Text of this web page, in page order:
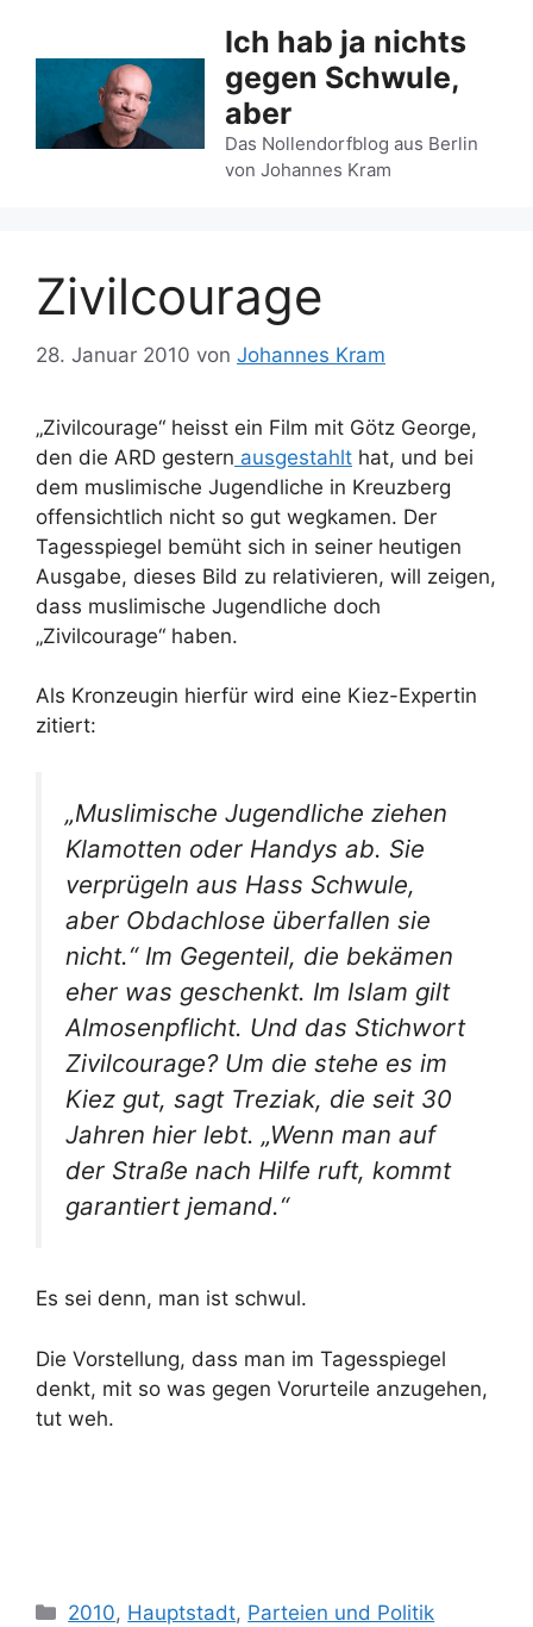
Ich hab ja nichts
gegen Schwule,
aber
Das Nollendorfblog aus Berlin
von Johannes Kram
Zivilcourage
28. Januar 2010 von Johannes Kram
„Zivilcourage“ heisst ein Film mit Götz George,
den die ARD gestern ausgestahlt hat, und bei
dem muslimische Jugendliche in Kreuzberg
offensichtlich nicht so gut wegkamen. Der
Tagesspiegel bemüht sich in seiner heutigen
Ausgabe, dieses Bild zu relativieren, will zeigen,
dass muslimische Jugendliche doch
„Zivilcourage“ haben.
Als Kronzeugin hierfür wird eine Kiez-Expertin
zitiert:
„Muslimische Jugendliche ziehen
Klamotten oder Handys ab. Sie
verprügeln aus Hass Schwule,
aber Obdachlose überfallen sie
nicht.“ Im Gegenteil, die bekämen
eher was geschenkt. Im Islam gilt
Almosenpflicht. Und das Stichwort
Zivilcourage? Um die stehe es im
Kiez gut, sagt Treziak, die seit 30
Jahren hier lebt. „Wenn man auf
der Straße nach Hilfe ruft, kommt
garantiert jemand.“
Es sei denn, man ist schwul.
Die Vorstellung, dass man im Tagesspiegel
denkt, mit so was gegen Vorurteile anzugehen,
tut weh.
Kategorien
2010, Hauptstadt, Parteien und Politik